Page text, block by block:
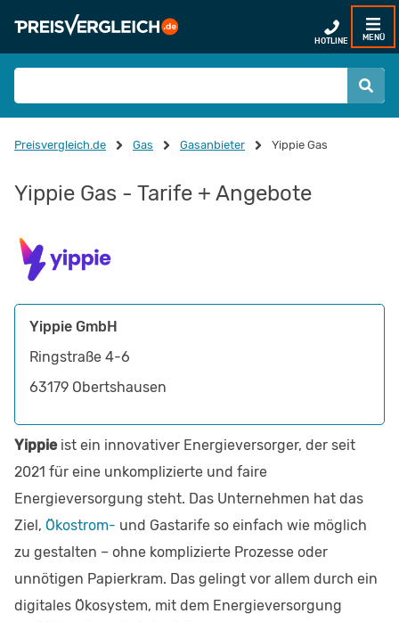
HOTLINE MENÜ
Preisvergleich.de Gas Gasanbieter Yippie Gas
Yippie Gas - Tarife + Angebote
Yippie GmbH
Ringstraße 4-6
63179 Obertshausen
Yippieist ein innovativer Energieversorger, der seit
2021 für eine unkomplizierte und faire
Energieversorgung steht. Das Unternehmen hat das
Ziel, Ökostrom- und Gastarife so einfach wie möglich
zu gestalten – ohne komplizierte Prozesse oder
unnötigen Papierkram. Das gelingt vor allem durch ein
digitales Ökosystem, mit dem Energieversorgung